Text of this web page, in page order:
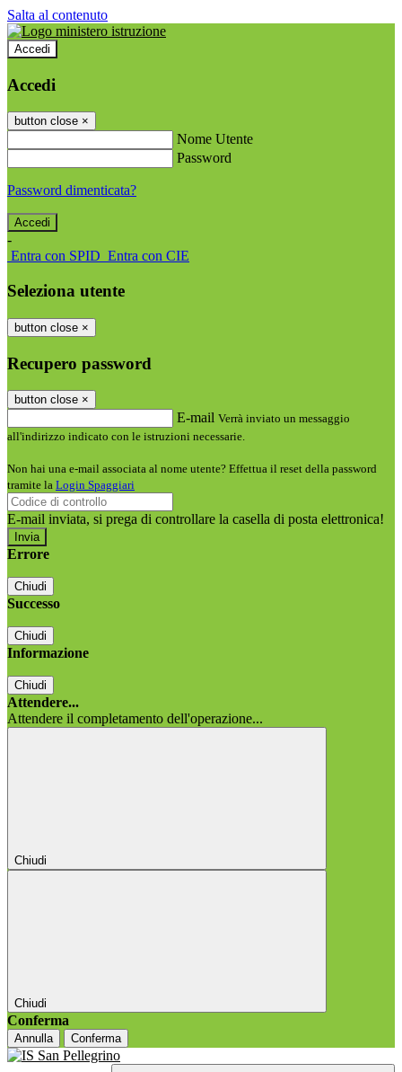
Salta al contenuto
Accedi
Accedi
button close ×
Nome Utente
Password
Password dimenticata?
-
Entra con SPID Entra con CIE
Seleziona utente
button close ×
Recupero password
button close ×
E-mail Verrà inviato un messaggio
all'indirizzo indicato con le istruzioni necessarie.
Non hai una e-mail associata al nome utente? Effettua il reset della password
tramite la Login Spaggiari
E-mail inviata, si prega di controllare la casella di posta elettronica!
Errore
Chiudi
Successo
Chiudi
Informazione
Chiudi
Attendere...
Attendere il completamento dell'operazione...
Chiudi
Chiudi
Conferma
Annulla Conferma